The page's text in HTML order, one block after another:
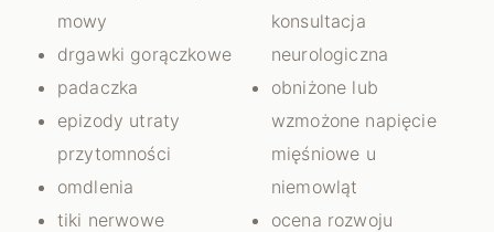
mowy
drgawki gorączkowe
padaczka
epizody utraty
przytomności
omdlenia
tiki nerwowe
konsultacja
neurologiczna
obniżone lub
wzmożone napięcie
mięśniowe u
niemowląt
ocena rozwoju